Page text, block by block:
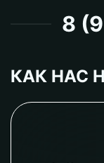
8
КАК НАС